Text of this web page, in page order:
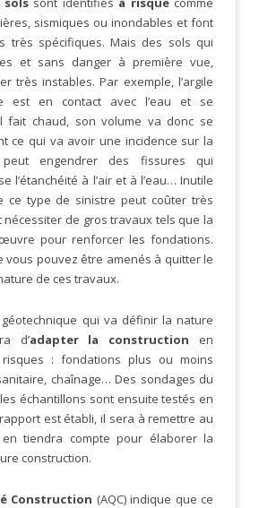
sismiques ou inondables et font
très spécifiques. Mais des sols qui
et sans danger à première vue,
très instables. Par exemple, l’argile
est en contact avec l’eau et se
fait chaud, son volume va donc se
ce qui va avoir une incidence sur la
engendrer des fissures qui
l’étanchéité à l’air et à l’eau… Inutile
ce type de sinistre peut coûter très
nécessiter de gros travaux tels que la
pour renforcer les fondations.
vous pouvez être amenés à quitter le
de ces travaux.
qui va définir la nature
d’adapter la construction en
: fondations plus ou moins
chaînage… Des sondages du
échantillons sont ensuite testés en
est établi, il sera à remettre au
tiendra compte pour élaborer la
construction.
Construction (AQC) indique que ce